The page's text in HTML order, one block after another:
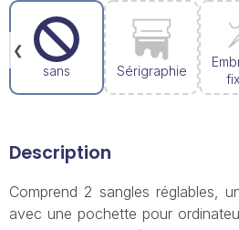
sans Sérigraphie
❮
Description
Comprend 2 sangles réglables,
avec une pochette pour